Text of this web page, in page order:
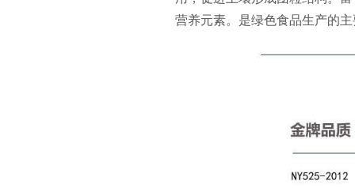
营养元素。是绿色食品生产的